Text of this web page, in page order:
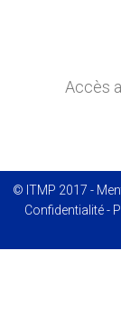
Accès
© ITMP 2017 -
Confidentialité-